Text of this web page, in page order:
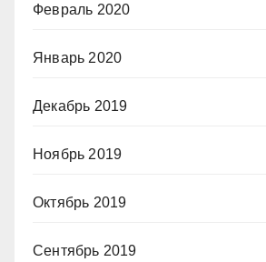
Февраль 2020
Январь 2020
Декабрь 2019
Ноябрь 2019
Октябрь 2019
Сентябрь 2019